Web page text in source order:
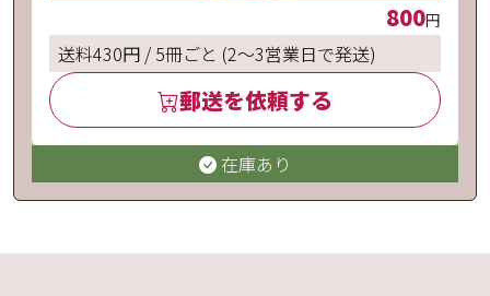
800円
送料430円 / 5冊ごと (2〜3営業日で発送)
郵送を依頼する
在庫あり